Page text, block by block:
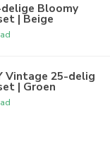
delige Bloomy
| Beige
Vintage 25-delig
| Groen